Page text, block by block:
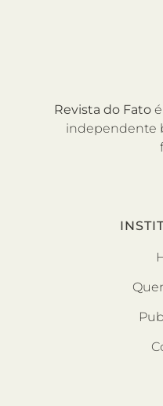
Revista do Fato
independente